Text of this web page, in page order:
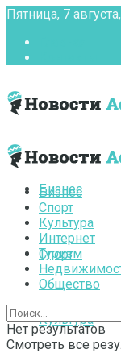
Пятница, 7
Бизнес
Спорт
Культура
Бизнес
Спорт
Культура
Интернет
Туризм
Общество
Нет результатов
Смотреть все